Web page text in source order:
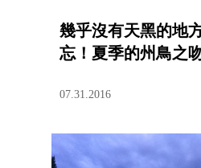
幾乎沒有天黑的地
忘！夏季的州鳥之
07.31.2016